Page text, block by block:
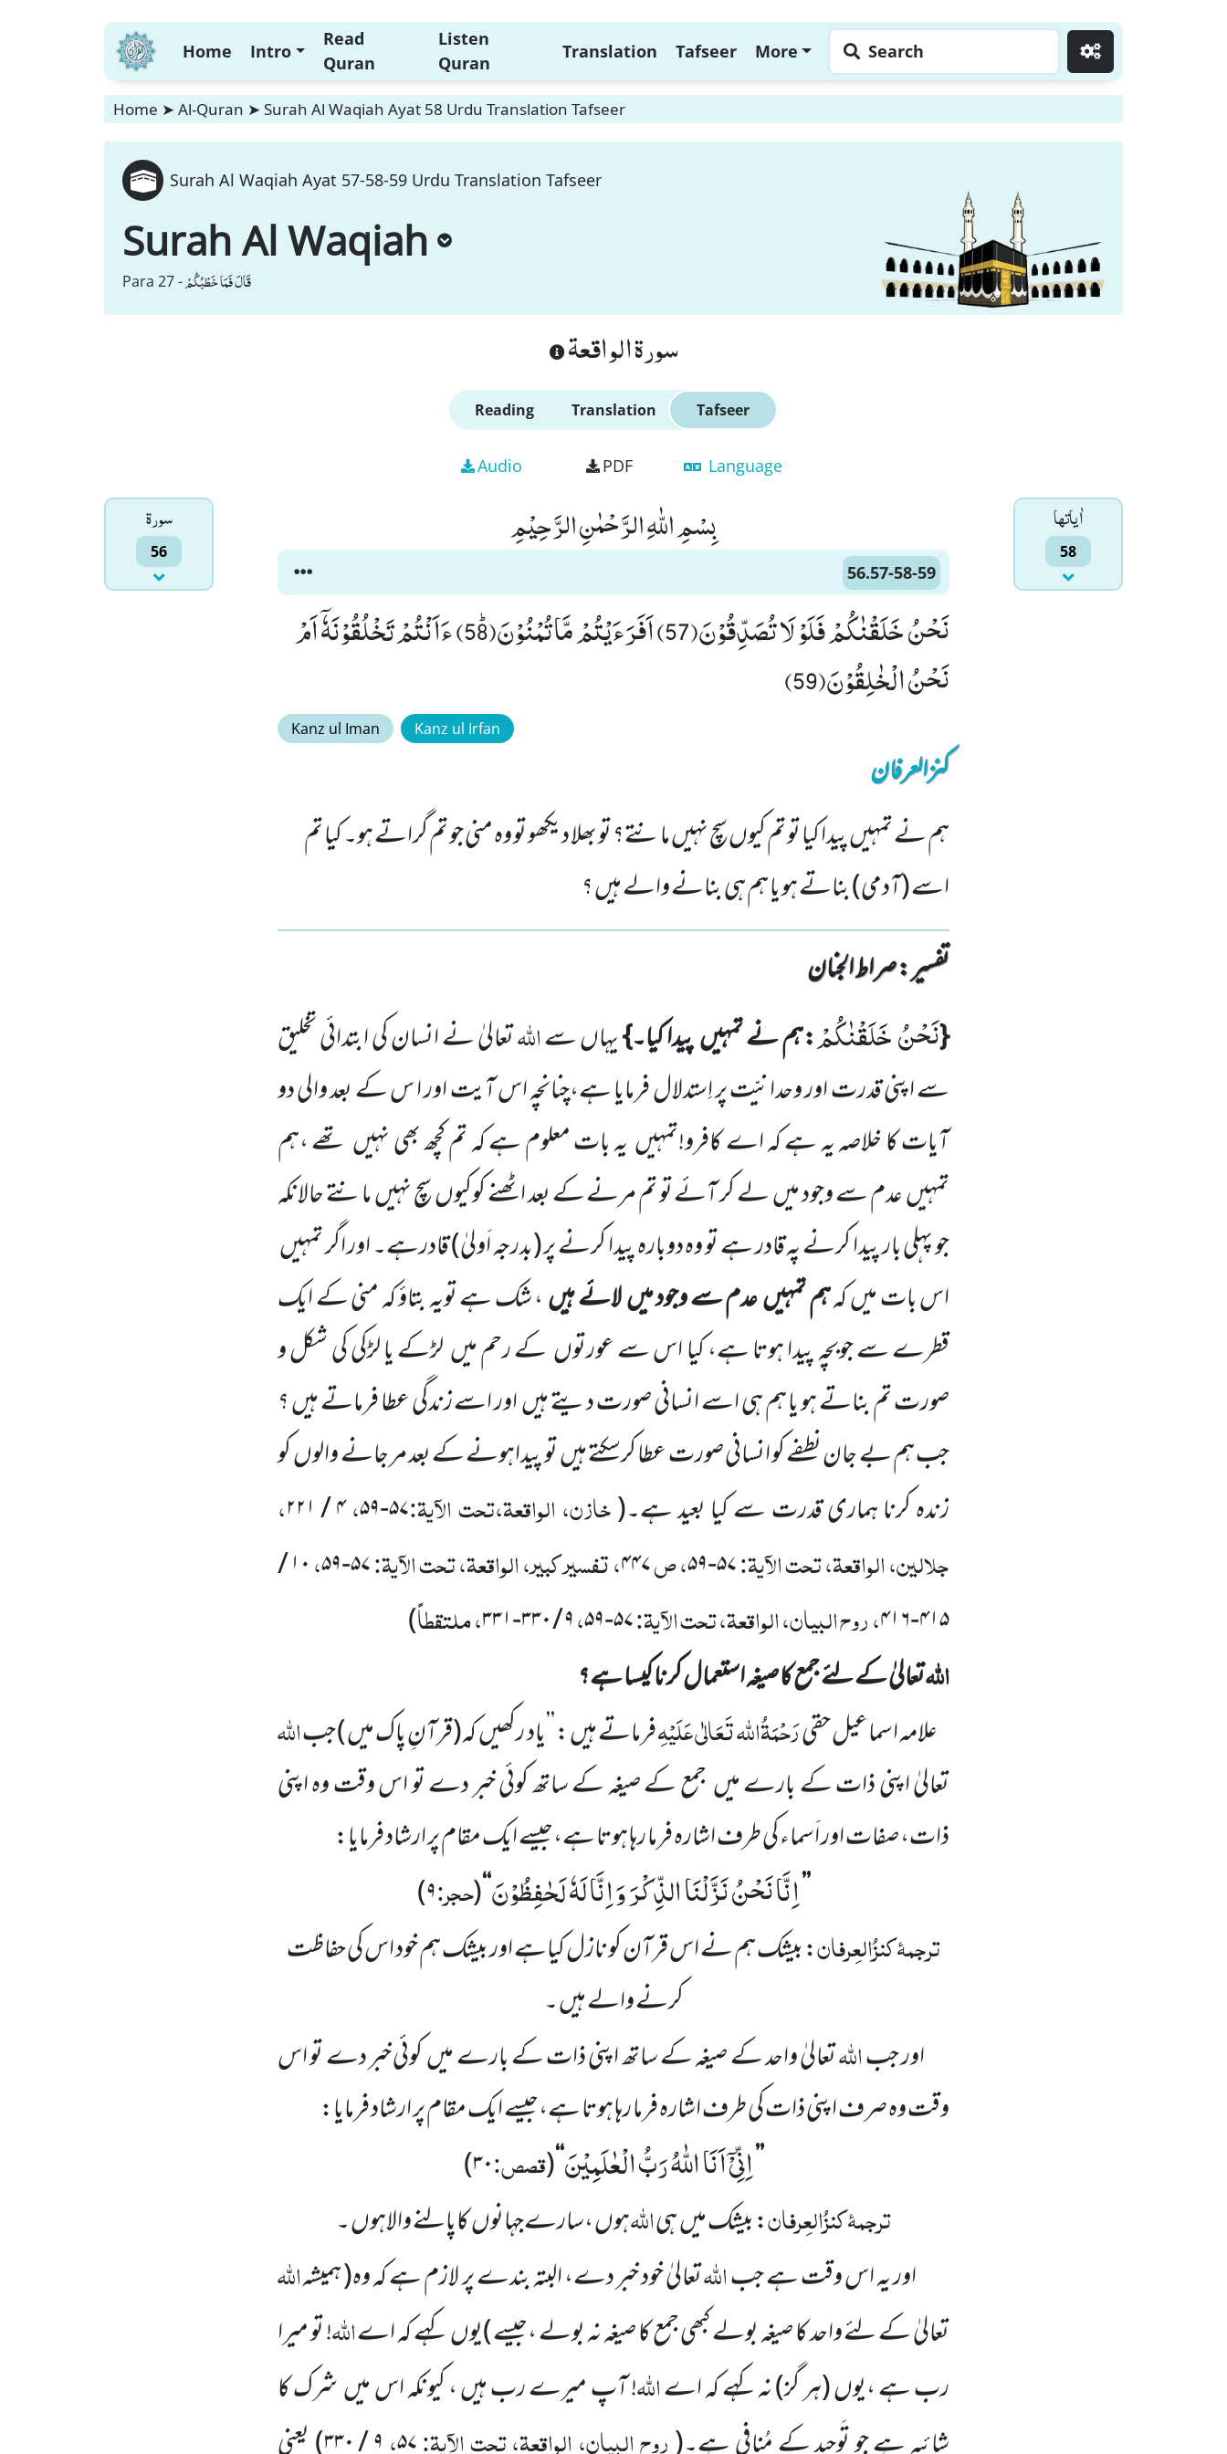
Home Intro
Read
Quran
Listen
Quran
Translation Tafseer More Search
Home ➤ Al-Quran ➤ Surah Al Waqiah Ayat 58 Urdu Translation Tafseer
Surah Al Waqiah Ayat 57-58-59 Urdu Translation Tafseer
Surah Al Waqiah
Para 27 -قَالَ فَمَا خَطْبُكُمْ
سورة الواقعة
Reading Translation Tafseer
Audio PDF Language
سورۃ
56
اٰياتها
58
بِسْمِ اللّٰهِ الرَّحْمٰنِ الرَّحِیْمِ
56.57-58-59
نَحْنُ خَلَقْنٰكُمْ فَلَوْ لَا تُصَدِّقُوْنَ(57) اَفَرَءَیْتُمْ مَّا تُمْنُوْنَﭤ(58) ءَاَنْتُمْ تَخْلُقُوْنَهٗۤ اَمْ
نَحْنُ الْخٰلِقُوْنَ(59)
Kanz ul Iman Kanz ul Irfan
کنزالعرفان
ہم نے تمہیں پیدا کیا تو تم کیوں سچ نہیں مانتے؟ تو بھلا دیکھو تو وہ منی جو تم گراتے ہو۔ کیا تم
اسے (آدمی) بناتے ہو یا ہم ہی بنانے والے ہیں ؟
تفسیر : ‎صراط الجنان
{نَحْنُ خَلَقْنٰكُمْ:ہم نے تمہیںپیدا کیا۔}یہاں سےاللہتعالیٰ نے انسان کی ابتدائی تخلیق
سے اپنی قدرت اوروحدانیّت پر اِستدلال فرمایا ہے،چنانچہ اس آیت اور ا س کے بعد والی دو
آیات کا خلاصہ یہ ہے کہ اے کافرو!تمہیںیہ بات معلوم ہے کہ تم کچھ بھی نہیں تھے ،ہم
تمہیںعدم سے وجود میںلے کر آئے تو تم مرنے کے بعد اٹھنے کوکیوںسچ نہیںمانتے حالانکہ
جو پہلی بار پیدا کرنے پہ قادر ہے تو وہ دوبارہ پیدا کرنے پر(بدرجہ اَولیٰ)قادرہے۔ اور اگر تمہیں
اس بات میں کہہم تمہیںعدم سے وجود میںلائے ہیں، شک ہے تویہ بتاؤ کہ منی کے ایک
قطرے سے جوبچہ پیدا ہوتا ہے، کیا اس سے عورتوںکے رحم میںلڑکے یا لڑکی کی شکل و
صورت تم بناتے ہو یا ہم ہی اسے انسانی صورت دیتے ہیںاور اسے زندگی عطا فرماتے ہیں ؟
جب ہم بے جان نطفے کو انسانی صورت عطا کرسکتے ہیںتو پیداہونے کے بعد مر جانے والوںکو
زندہ کرنا ہماری قدرت سے کیا بعید ہے۔(خازن، الواقعۃ،تحت الآیۃ:۵۷-۵۹،۴/۲۲۱،
جلالین، الواقعۃ، تحت الآیۃ:۵۷-۵۹، ص۴۴۷، تفسیر کبیر، الواقعۃ، تحت الآیۃ:۵۷-۵۹،۱۰/
۴۱۵-۴۱۶، روح البیان، الواقعۃ، تحت الآیۃ:۵۷-۵۹،۹/۳۳۰-۳۳۱، ملتقطاً)
اللہتعالیٰ کے لئے جمع کا صیغہ استعمال کرنا کیسا ہے؟
علامہ اسماعیل حقیرَحْمَۃُاللہ تَعَالٰی عَلَیْہِفرماتے ہیں :’’یاد رکھیںکہ(قرآنِ پاک میں )جباللہ
تعالیٰ اپنی ذات کے بارے میںجمع کے صیغہ کے ساتھ کوئی خبر دے تو اس وقت وہ اپنی
ذات، صفات اور اَسماء کی طرف اشارہ فرما رہا ہوتا ہے،جیسے ایک مقام پر ارشاد فرمایا:
’’اِنَّا نَحْنُ نَزَّلْنَا الذِّكْرَ وَ اِنَّا لَهٗ لَحٰفِظُوْنَ‘‘
(حجر:۹)
ترجمۂکنزُالعِرفان:بیشک ہم نے اس قرآن کو نازل کیاہے اور بیشک ہم خود اس کی حفاظت
کرنے والے ہیں ۔
اور جباللہتعالیٰ واحد کے صیغہ کے ساتھ اپنی ذات کےبارے میںکوئی خبر دے تو اس
وقت وہ صرف اپنی ذات کی طرف اشارہ فرما رہا ہوتا ہے،جیسے ایک مقام پر ارشاد فرمایا:
’’اِنِّیْۤ اَنَا اللّٰهُ رَبُّ الْعٰلَمِیْنَ‘‘
(قصص:۳۰)
ترجمۂکنزُالعِرفان: بیشک میںہیاللہہوں ،سارےجہانوںکاپالنے والاہوں ۔
اور یہ اس وقت ہے جباللہتعالیٰ خود خبر دے، البتہ بندے پر لازم ہے کہ وہ( ہمیشہاللہ
تعالیٰ کے لئے واحد کاصیغہ بولے کبھی جمع کا صیغہ نہ بولے ،جیسے )یوںکہے کہ اےاللہ! تو میرا
رب ہے ،یوں(ہر گز)نہ کہے کہ اےاللہ! آپمیرے رب ہیں ، کیونکہ اس میںشرک کا
روح البیان، الواقعۃ، تحت الآیۃ: ،